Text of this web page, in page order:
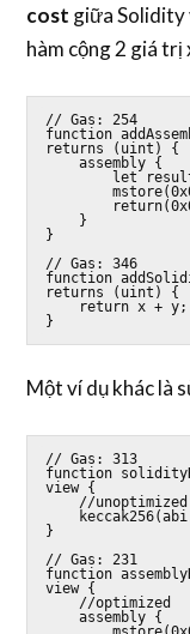
cost giữa Solidity
hàm cộng 2 giá trị
// Gas: 254
function
returns (uint) {
    assembly {
        mstore(0x0, result)
}
// Gas: 346
function
returns (uint) {
}
Một ví dụ khác là
// Gas: 313
function
view {
}
// Gas: 231
function
view {
    assembly {